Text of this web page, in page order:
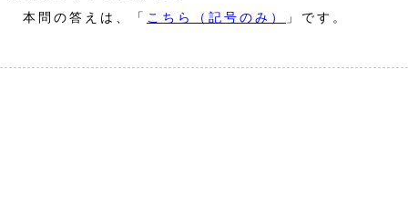
本問の答えは、「 こちら（記号のみ） 」です。